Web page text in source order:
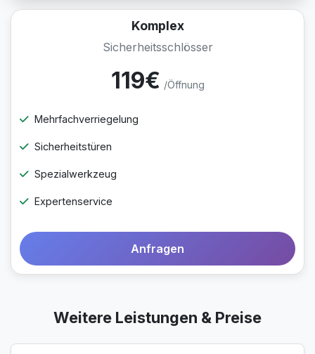
Komplex
Sicherheitsschlösser
119€ /Öffnung
Mehrfachverriegelung
Sicherheitstüren
Spezialwerkzeug
Expertenservice
Anfragen
Weitere Leistungen & Preise